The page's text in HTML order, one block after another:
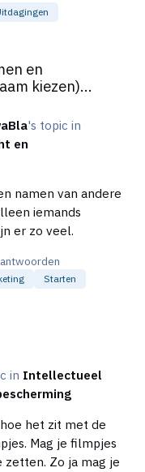
en
kiezen)...
's topic in
en
namen van andere
iemands
er zo veel.
Starten
in Intellectueel
Mag je filmpjes
ja mag je